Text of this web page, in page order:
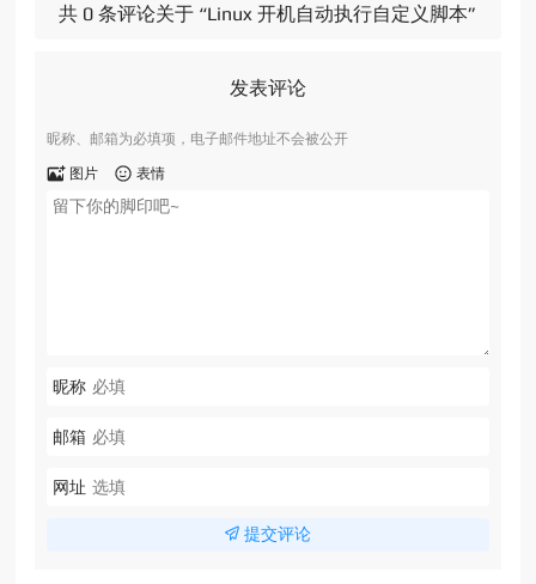
共 0 条评论关于 “Linux 开机自动执行自定义脚本”
发表评论
昵称、邮箱为必填项，电子邮件地址不会被公开
图片 表情
昵称
邮箱
网址
提交评论